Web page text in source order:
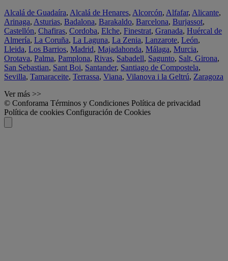
Alcalá de Guadaíra, Alcalá de Henares, Alcorcón, Alfafar, Alicante,
Arinaga, Asturias, Badalona, Barakaldo, Barcelona, Burjassot,
Castellón, Chafiras, Cordoba, Elche, Finestrat, Granada, Huércal de
Almería, La Coruña, La Laguna, La Zenia, Lanzarote, León,
Lleida, Los Barrios, Madrid, Majadahonda, Málaga, Murcia,
Orotava, Palma, Pamplona, Rivas, Sabadell, Sagunto, Salt, Girona,
San Sebastian, Sant Boi, Santander, Santiago de Compostela,
Sevilla, Tamaraceite, Terrassa, Viana, Vilanova i la Geltrú, Zaragoza
Ver más >>
© Conforama Términos y Condiciones Política de privacidad
Política de cookies Configuración de Cookies